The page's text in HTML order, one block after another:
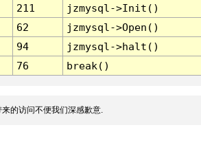
211
jzmysql->Init()
62
jzmysql->Open()
94
jzmysql->halt()
76 break()
的访问不便我们深感歉意.